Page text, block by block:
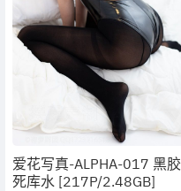
爱花写真-ALPHA-017 黑胶
死库水 [217P/2.48GB]